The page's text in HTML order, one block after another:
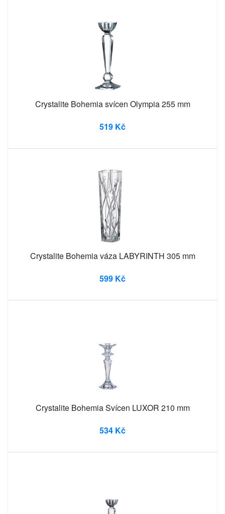
Crystalite Bohemia svícen Olympia 255 mm
519 Kč
Crystalite Bohemia váza LABYRINTH 305 mm
599 Kč
Crystalite Bohemia Svícen LUXOR 210 mm
534 Kč